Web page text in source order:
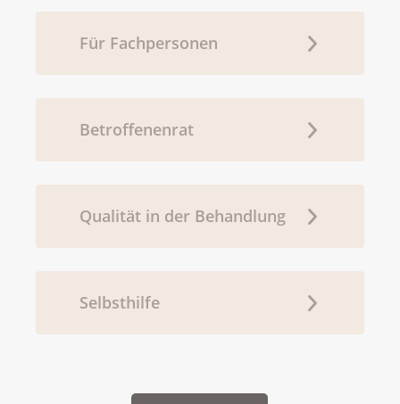
Für Fachpersonen
Betroffenenrat
Qualität in der Behandlung
Selbsthilfe